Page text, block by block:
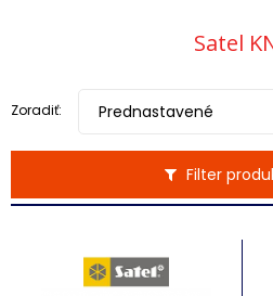
Satel
Filter
Zoradiť: Prednastavené